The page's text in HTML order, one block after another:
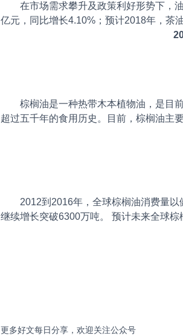
在市场需求攀升及政策利好形势下，
亿元，同比增长4.10%；预计2018年，茶
棕榈油是一种热带木本植物油，是目
超过五千年的食用历史。目前，棕榈油主
2012到2016年，全球棕榈油消费量
继续增长突破6300万吨。 预计未来全球
更多好文每日分享，欢迎关注公众号